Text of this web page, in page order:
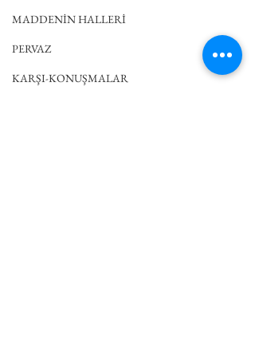
MADDENİN HALLERİ
PERVAZ
KARŞI-KONUŞMALAR